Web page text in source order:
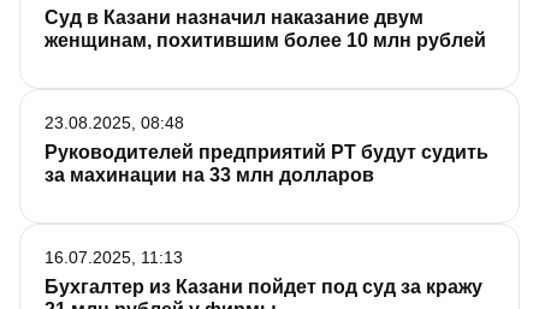
Суд в Казани назначил наказание двум
женщинам, похитившим более 10 млн рублей
Руководителей предприятий РТ будут судить
за махинации на 33 млн долларов
23.08.2025, 08:48
Бухгалтер из Казани пойдет под суд за кражу
16.07.2025, 11:13